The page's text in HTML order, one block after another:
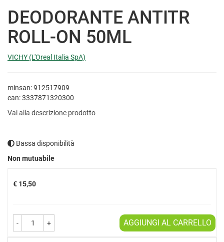
DEODORANTE ANTITR
ROLL-ON 50ML
VICHY (L'Oreal Italia SpA)
minsan: 912517909
ean: 3337871320300
Vai alla descrizione prodotto
Bassa disponibilità
Non mutuabile
Prezzo
€ 15,50
- + AGGIUNGI AL CARRELLO